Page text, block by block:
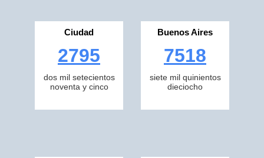
Ciudad
2795
dos mil setecientos
noventa y cinco
Buenos Aires
7518
siete mil quinientos
dieciocho